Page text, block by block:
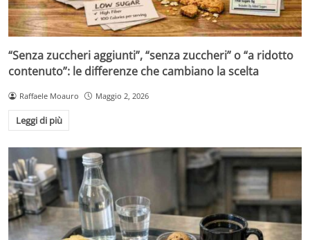
“Senza zuccheri aggiunti”, “senza zuccheri” o “a ridotto
contenuto”: le differenze che cambiano la scelta
Raffaele Moauro Maggio 2, 2026
Leggi di più